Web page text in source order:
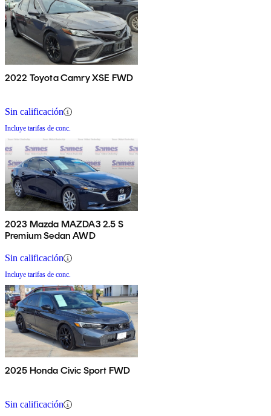
2022 Toyota Camry XSE FWD
Sin calificación
Incluye tarifas de conc.
2023 Mazda MAZDA3 2.5 S
Premium Sedan AWD
Sin calificación
Incluye tarifas de conc.
2025 Honda Civic Sport FWD
Sin calificación